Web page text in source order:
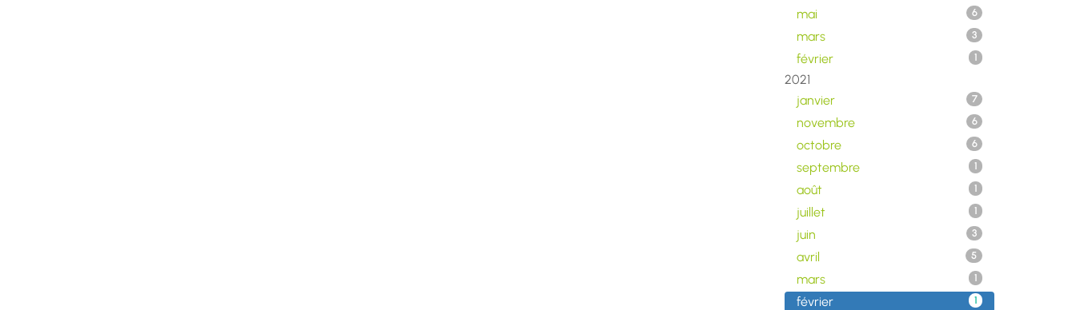
mai 6
mars 3
février 1
2021
janvier
7
novembre 6
octobre 6
septembre 1
août 1
juillet 1
juin 3
avril 5
mars 1
février 1